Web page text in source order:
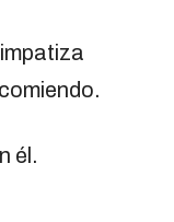
él.